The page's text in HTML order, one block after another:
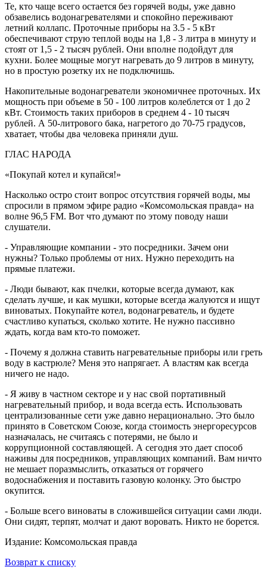
Те, кто чаще всего остается без горячей воды, уже давно
обзавелись водонагревателями и спокойно переживают
летний коллапс. Проточные приборы на 3.5 - 5 кВт
обеспечивают струю теплой воды на 1,8 - 3 литра в минуту и
стоят от 1,5 - 2 тысяч рублей. Они вполне подойдут для
кухни. Более мощные могут нагревать до 9 литров в минуту,
но в простую розетку их не подключишь.
Накопительные водонагреватели экономичнее проточных. Их
мощность при объеме в 50 - 100 литров колеблется от 1 до 2
кВт. Стоимость таких приборов в среднем 4 - 10 тысяч
рублей. А 50-литрового бака, нагретого до 70-75 градусов,
хватает, чтобы два человека приняли душ.
ГЛАС НАРОДА
«Покупай котел и купайся!»
Насколько остро стоит вопрос отсутствия горячей воды, мы
спросили в прямом эфире радио «Комсомольская правда» на
волне 96,5 FM. Вот что думают по этому поводу наши
слушатели.
- Управляющие компании - это посредники. Зачем они
нужны? Только проблемы от них. Нужно переходить на
прямые платежи.
- Люди бывают, как пчелки, которые всегда думают, как
сделать лучше, и как мушки, которые всегда жалуются и ищут
виноватых. Покупайте котел, водонагреватель, и будете
счастливо купаться, сколько хотите. Не нужно пассивно
ждать, когда вам кто-то поможет.
- Почему я должна ставить нагревательные приборы или греть
воду в кастрюле? Меня это напрягает. А властям как всегда
ничего не надо.
- Я живу в частном секторе и у нас свой портативный
нагревательный прибор, и вода всегда есть. Использовать
централизованные сети уже давно нерационально. Это было
принято в Советском Союзе, когда стоимость энергоресурсов
назначалась, не считаясь с потерями, не было и
коррупционной составляющей. А сегодня это дает способ
наживы для посредников, управляющих компаний. Вам ничто
не мешает поразмыслить, отказаться от горячего
водоснабжения и поставить газовую колонку. Это быстро
окупится.
- Больше всего виноваты в сложившейся ситуации сами люди.
Они сидят, терпят, молчат и дают воровать. Никто не борется.
Издание: Комсомольская правда
Возврат к списку